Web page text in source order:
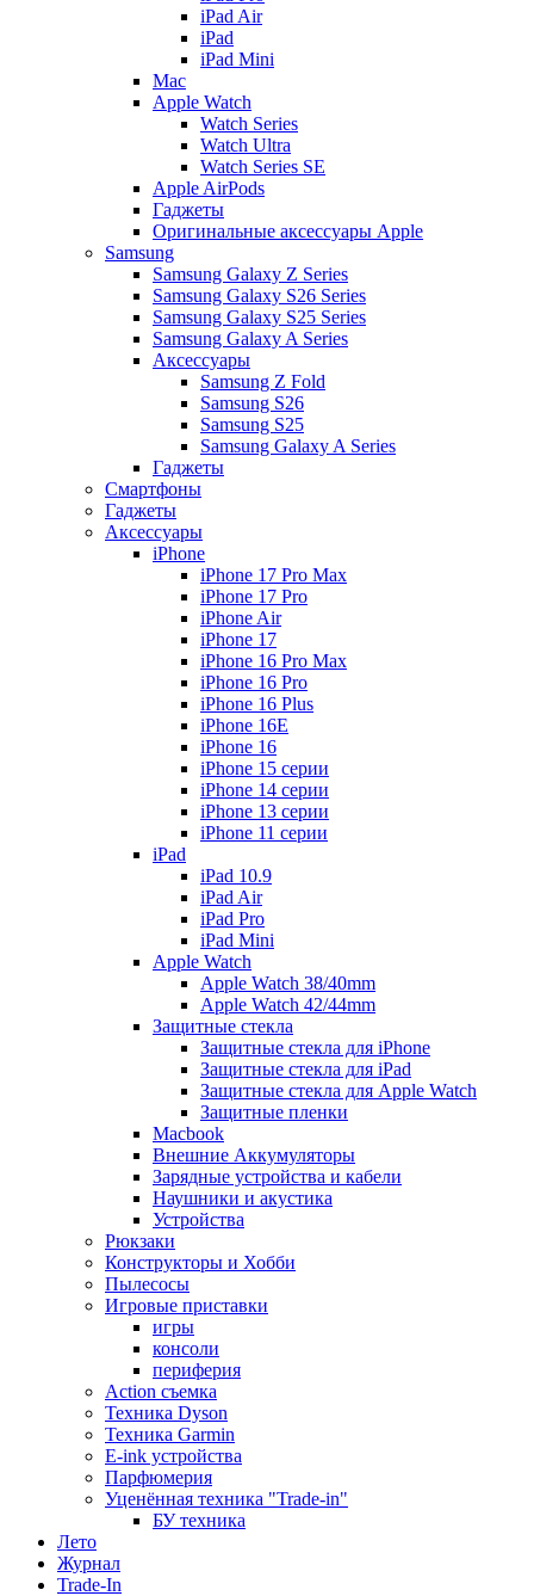
iPad Air
iPad
iPad Mini
Mac
Apple Watch
Watch Series
Watch Ultra
Watch Series SE
Apple AirPods
Гаджеты
Оригинальные аксессуары Apple
Samsung
Samsung Galaxy Z Series
Samsung Galaxy S26 Series
Samsung Galaxy S25 Series
Samsung Galaxy A Series
Аксессуары
Samsung Z Fold
Samsung S26
Samsung S25
Samsung Galaxy A Series
Гаджеты
Смартфоны
Гаджеты
Аксессуары
iPhone
iPhone 17 Pro Max
iPhone 17 Pro
iPhone Air
iPhone 17
iPhone 16 Pro Max
iPhone 16 Pro
iPhone 16 Plus
iPhone 16E
iPhone 16
iPhone 15 серии
iPhone 14 серии
iPhone 13 серии
iPhone 11 серии
iPad
iPad 10.9
iPad Air
iPad Pro
iPad Mini
Apple Watch
Apple Watch 38/40mm
Apple Watch 42/44mm
Защитные стекла
Защитные стекла для iPhone
Защитные стекла для iPad
Защитные стекла для Apple Watch
Защитные пленки
Macbook
Внешние Аккумуляторы
Зарядные устройства и кабели
Наушники и акустика
Устройства
Рюкзаки
Конструкторы и Хобби
Пылесосы
Игровые приставки
игры
консоли
периферия
Action съемка
Техника Dyson
Техника Garmin
E-ink устройства
Парфюмерия
Уценённая техника "Trade-in"
БУ техника
Лето
Журнал
Trade-In